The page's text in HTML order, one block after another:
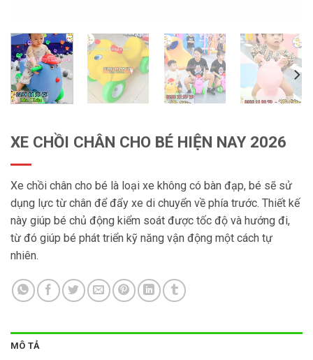
XE CHỒI CHÂN CHO BÉ HIỆN NAY 2026
Xe chồi chân cho bé là loại xe không có bàn đạp, bé sẽ sử
dụng lực từ chân để đẩy xe di chuyển về phía trước. Thiết kế
này giúp bé chủ động kiểm soát được tốc độ và hướng đi,
từ đó giúp bé phát triển kỹ năng vận động một cách tự
nhiên.
MÔ TẢ